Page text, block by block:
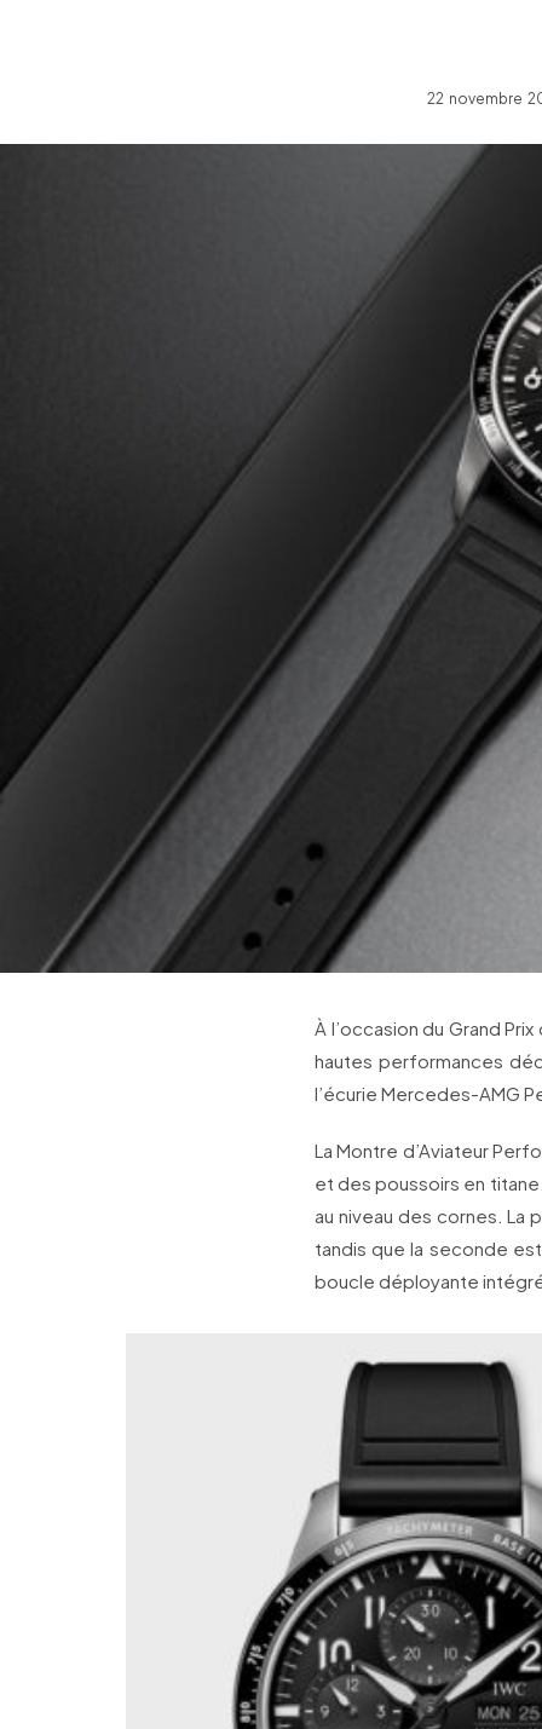
22 novembre
À l’occasion du Grand
hautes performances
l’écurie Mercedes-AMG
La Montre d’Aviateur
et des poussoirs en
au niveau des cornes. La
tandis que la seconde
boucle déployante